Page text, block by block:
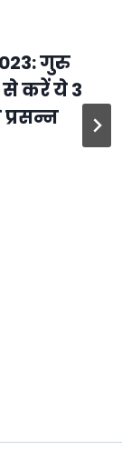
गुरु
से करें ये 3